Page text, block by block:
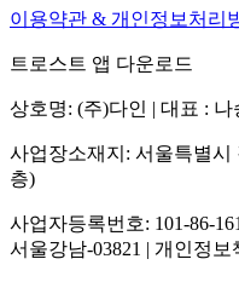
이용약관 & 개인정보처리
트로스트 앱 다운로드
상호명: (주)다인 | 대표 : 나
사업장소재지: 서울특별시
층)
사업자등록번호: 101-86-
서울강남-03821 | 개인정보